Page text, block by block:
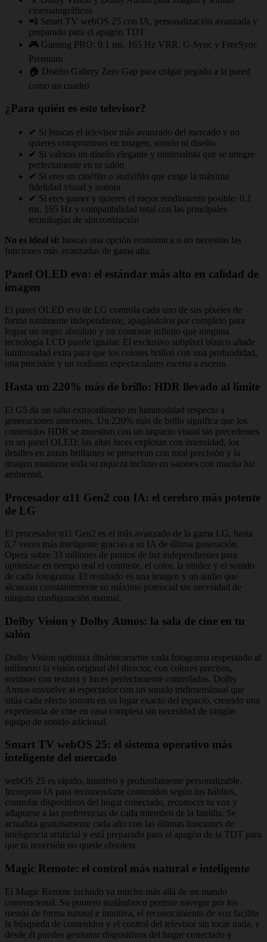
cinematográficos
📲 Smart TV webOS 25 con IA, personalización avanzada y
preparado para el apagón TDT
🎮 Gaming PRO: 0,1 ms, 165 Hz VRR, G-Sync y FreeSync
Premium
🏠 Diseño Gallery Zero Gap para colgar pegado a la pared
como un cuadro
¿Para quién es este televisor?
✔ Si buscas el televisor más avanzado del mercado y no
quieres compromisos en imagen, sonido ni diseño
✔ Si valoras un diseño elegante y minimalista que se integre
perfectamente en tu salón
✔ Si eres un cinéfilo o audiófilo que exige la máxima
fidelidad visual y sonora
✔ Si eres gamer y quieres el mejor rendimiento posible: 0,1
ms, 165 Hz y compatibilidad total con las principales
tecnologías de sincronización
No es ideal si: buscas una opción económica o no necesitas las
funciones más avanzadas de gama alta.
Panel OLED evo: el estándar más alto en calidad de
imagen
El panel OLED evo de LG controla cada uno de sus píxeles de
forma totalmente independiente, apagándolos por completo para
lograr un negro absoluto y un contraste infinito que ninguna
tecnología LCD puede igualar. El exclusivo subpíxel blanco añade
luminosidad extra para que los colores brillen con una profundidad,
una precisión y un realismo espectaculares escena a escena.
Hasta un 220% más de brillo: HDR llevado al límite
El G5 da un salto extraordinario en luminosidad respecto a
generaciones anteriores. Un 220% más de brillo significa que los
contenidos HDR se muestran con un impacto visual sin precedentes
en un panel OLED: las altas luces explotan con intensidad, los
detalles en zonas brillantes se preservan con total precisión y la
imagen mantiene toda su riqueza incluso en salones con mucha luz
ambiental.
Procesador α11 Gen2 con IA: el cerebro más potente
de LG
El procesador α11 Gen2 es el más avanzado de la gama LG, hasta
6,7 veces más inteligente gracias a su IA de última generación.
Opera sobre 33 millones de puntos de luz independientes para
optimizar en tiempo real el contraste, el color, la nitidez y el sonido
de cada fotograma. El resultado es una imagen y un audio que
alcanzan constantemente su máximo potencial sin necesidad de
ninguna configuración manual.
Dolby Vision y Dolby Atmos: la sala de cine en tu
salón
Dolby Vision optimiza dinámicamente cada fotograma respetando al
milímetro la visión original del director, con colores precisos,
sombras con textura y luces perfectamente controladas. Dolby
Atmos envuelve al espectador con un sonido tridimensional que
sitúa cada efecto sonoro en su lugar exacto del espacio, creando una
experiencia de cine en casa completa sin necesidad de ningún
equipo de sonido adicional.
Smart TV webOS 25: el sistema operativo más
inteligente del mercado
webOS 25 es rápido, intuitivo y profundamente personalizable.
Incorpora IA para recomendarte contenidos según tus hábitos,
controlar dispositivos del hogar conectado, reconocer tu voz y
adaptarse a las preferencias de cada miembro de la familia. Se
actualiza gratuitamente cada año con las últimas funciones de
inteligencia artificial y está preparado para el apagón de la TDT para
que tu inversión no quede obsoleta.
Magic Remote: el control más natural e inteligente
El Magic Remote incluido va mucho más allá de un mando
convencional. Su puntero inalámbrico permite navegar por los
menús de forma natural e intuitiva, el reconocimiento de voz facilita
la búsqueda de contenidos y el control del televisor sin tocar nada, y
desde él puedes gestionar dispositivos del hogar conectado y